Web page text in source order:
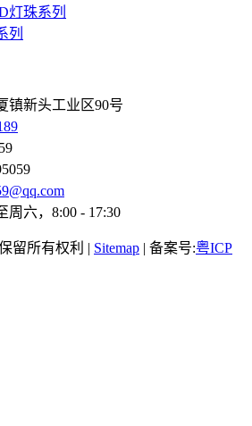
灯珠系列
列
镇新头工业区90号
周六，8:00 - 17:30
留所有权利 | Sitemap | 备案号:粤ICP